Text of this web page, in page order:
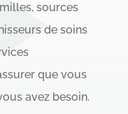
sources
de soins
que vous
avez besoin.